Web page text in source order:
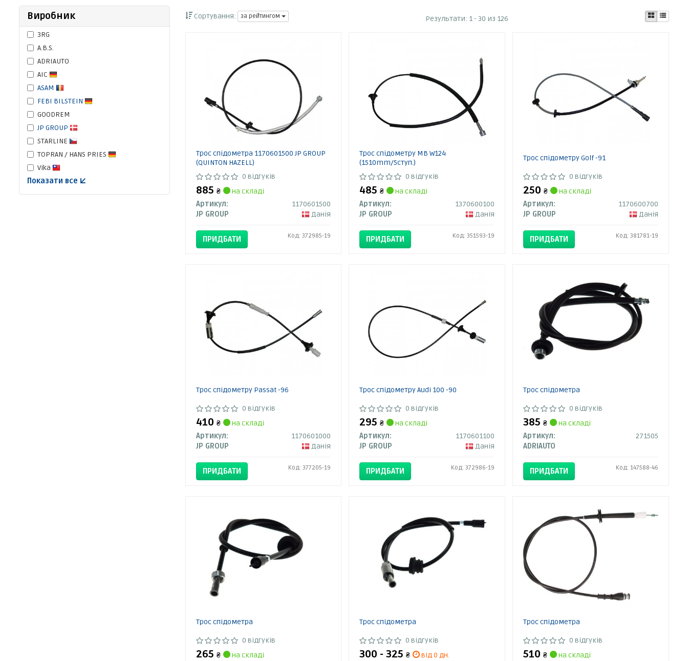
Виробник
3RG
A.B.S.
ADRIAUTO
AIC
ASAM
FEBI BILSTEIN
GOODREM
JP GROUP
STARLINE
TOPRAN / HANS PRIES
Vika
Показати все ↓
Сортування: за рейтингом Результати: 1 - 30 из 126
Трос спідометра 1170601500 JP GROUP
(QUINTON HAZELL)
0 відгуків
885 ₴
на складі
Артикул:
1170601500
JP GROUP
Данія
ПРИДБАТИ Код: 372985-19
Трос спідометру MB W124
(1510mm/5ступ.)
0 відгуків
485₴
на складі
Артикул:
1370600100
JP GROUP
Данія
ПРИДБАТИ Код: 351593-19
Трос спідометру Golf -91
0 відгуків
250₴
на складі
Артикул:
1170600700
JP GROUP
Данія
ПРИДБАТИ Код: 381781-19
Трос спідометру Passat -96
0 відгуків
410 ₴
на складі
Артикул:
1170601000
JP GROUP
Данія
ПРИДБАТИ Код: 377205-19
Трос спідометру Audi 100 -90
0 відгуків
295₴
на складі
Артикул:
1170601100
JP GROUP
Данія
ПРИДБАТИ Код: 372986-19
Трос спідометра
0 відгуків
385₴
на складі
Артикул:
271505
ADRIAUTO
ПРИДБАТИ Код: 147588-46
Трос спідометра
0 відгуків
265 ₴
на складі
Трос спідометра
0 відгуків
300 - 325₴
від 0 дн.
Трос спідометра
0 відгуків
510₴
на складі